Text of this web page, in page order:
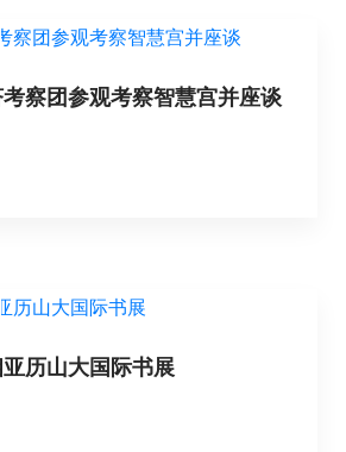
察团参观考察智慧宫并座谈
历山大国际书展